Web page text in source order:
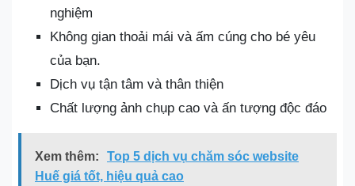
nghiệm
Không gian thoải mái và ấm cúng cho bé yêu
của bạn.
Dịch vụ tận tâm và thân thiện
Chất lượng ảnh chụp cao và ấn tượng độc đáo
Xem thêm:
Top 5 dịch vụ chăm sóc website
Huế giá tốt, hiệu quả cao